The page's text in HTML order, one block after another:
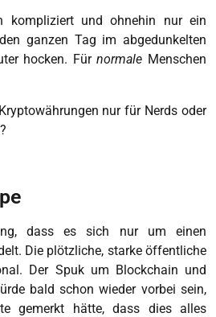
kompliziert und ohnehin nur ein
ganzen Tag im abgedunkelten
hocken. Fürnormale Menschen
nur für Nerds oder
dass es sich nur um einen
Die plötzliche, starke öffentliche
Der Spuk um Blockchain und
bald schon wieder vorbei sein,
gemerkt hätte, dass dies alles